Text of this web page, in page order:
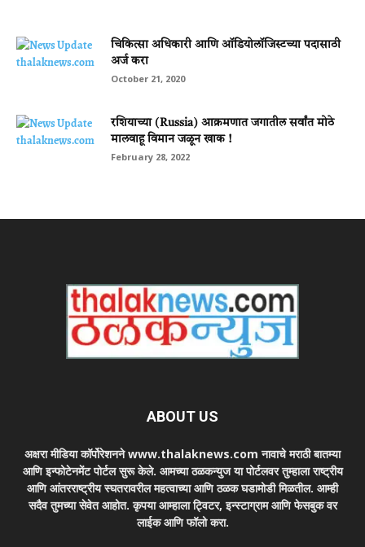
चिकित्सा अधिकारी आणि ऑडियोलॉजिस्टच्या पदासाठी
अर्ज करा
October 21, 2020
रशियाच्या (Russia) आक्रमणात जगातील सर्वांत मोठे
मालवाहू विमान जळून खाक !
February 28, 2022
ABOUT US
अक्षरा मीडिया कॉर्पोरेशनने www.thalaknews.com नावाचे मराठी बातम्या
आणि इन्फोटेनमेंट पोर्टल सुरू केले. आमच्या ठळकन्युज या पोर्टलवर तुम्हाला राष्ट्रीय
आणि आंतरराष्ट्रीय स्घतरावरील महत्वाच्या आणि ठळक घडामोडी मिळतील. आम्ही
सदैव तुमच्या सेवेत आहोत. कृपया आम्हाला ट्विटर, इन्स्टाग्राम आणि फेसबुक वर
लाईक आणि फॉलो करा.